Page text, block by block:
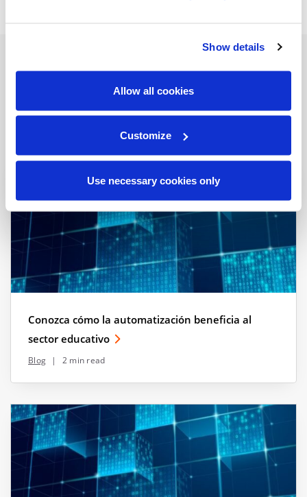
Show details
Allow all cookies
Customize
Use necessary cookies only
Related Resources
View all resources
Conozca cómo la automatización beneficia al
sector educativo
Blog | 2 min read